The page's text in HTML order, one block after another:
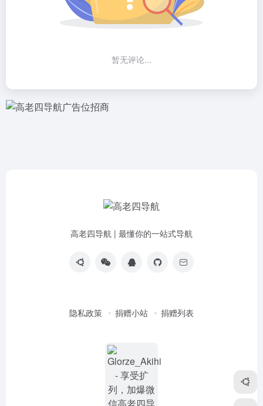
暂无评论...
高老四导航 | 最懂你的一站式导航
隐私政策 捐赠小站 捐赠列表